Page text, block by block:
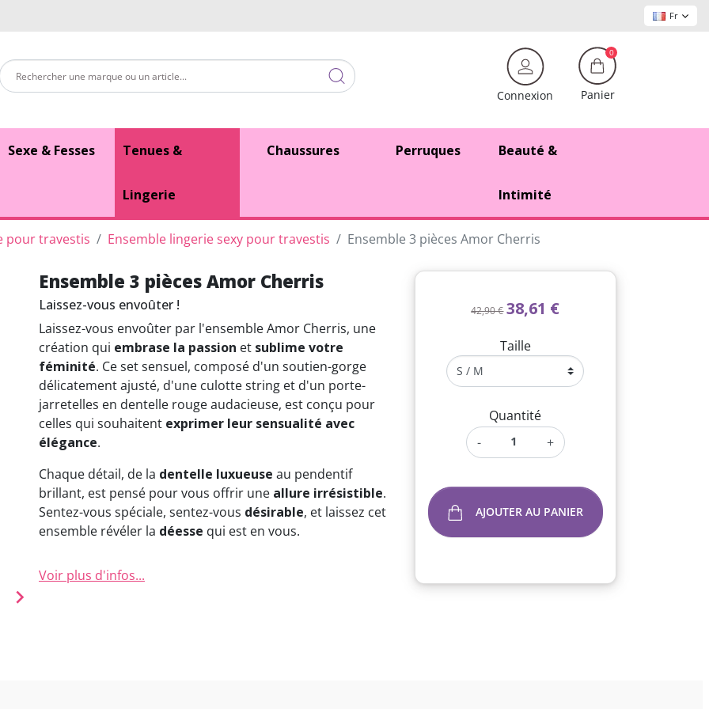
Fr
Connexion
0
Panier
Sexe & Fesses Tenues &
Lingerie
Chaussures Perruques Beauté &
Intimité
pour travestis Ensemble lingerie sexy pour travestis Ensemble 3 pièces Amor Cherris

Ensemble 3 pièces Amor Cherris
Laissez-vous envoûter !
Laissez-vous envoûter par l'ensemble Amor Cherris, une
création qui embrase la passion et sublime votre
féminité. Ce set sensuel, composé d'un soutien-gorge
délicatement ajusté, d'une culotte string et d'un porte-
jarretelles en dentelle rouge audacieuse, est conçu pour
celles qui souhaitent exprimer leur sensualité avec
élégance.
Chaque détail, de la dentelle luxueuse au pendentif
brillant, est pensé pour vous offrir une allure irrésistible.
Sentez-vous spéciale, sentez-vous désirable, et laissez cet
ensemble révéler la déesse qui est en vous.
Voir plus d'infos...
42,90 € 38,61 €
Taille
Quantité
-
+
AJOUTER AU PANIER